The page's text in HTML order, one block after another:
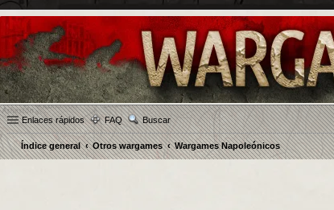
Enlaces rápidos FAQ Buscar
Índice general Otros wargames Wargames Napoleónicos